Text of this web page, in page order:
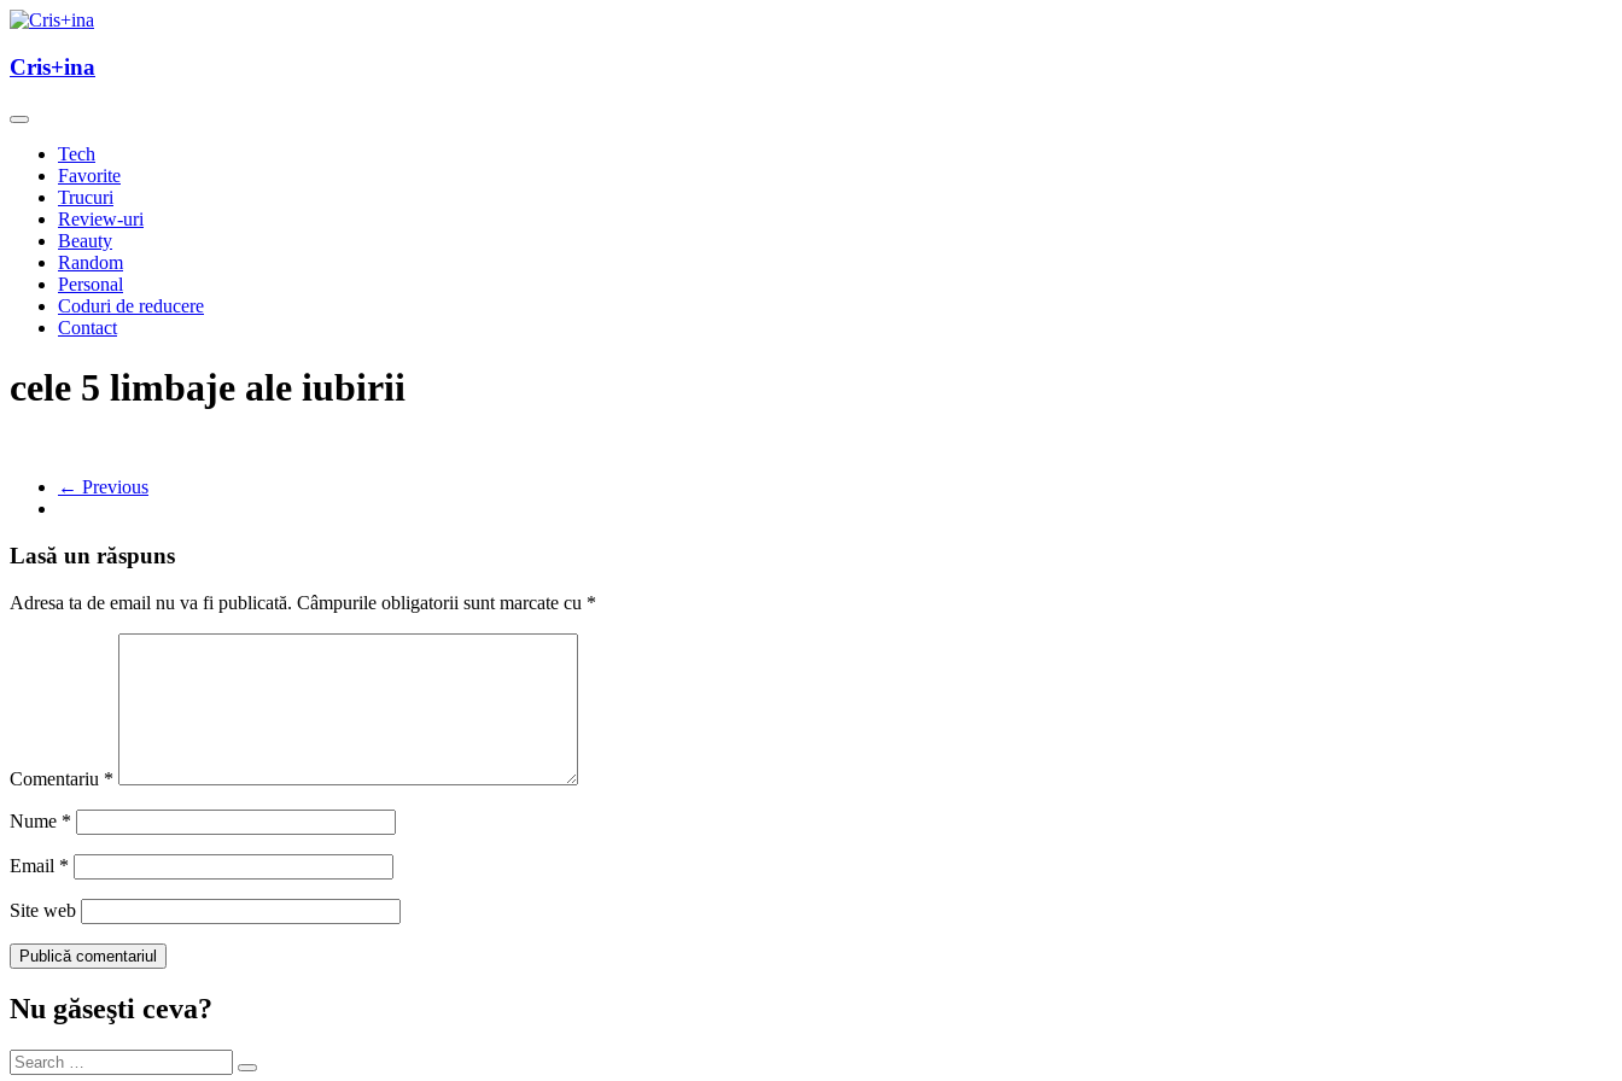
Skip
content
Cris+ina
Cris+ina
Tech
Favorite
Trucuri
Review-uri
Beauty
Random
Personal
Coduri de reducere
Contact
cele 5 limbaje ale iubirii
← Previous
Lasă un răspuns
Adresa ta de email nu va fi publicată. Câmpurile obligatorii sunt marcate cu *
Comentariu *
Nume *
Email *
Site web
Nu găseşti ceva?